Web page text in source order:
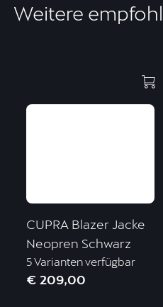
Weitere
CUPRA Blazer Jacke
Neopren Schwarz
5 Varianten verfügbar
€ 209,00